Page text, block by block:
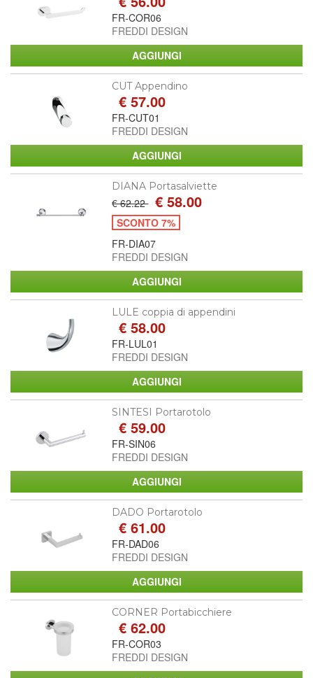
FR-COR06
FREDDI DESIGN
CUT Appendino
€ 57.00
FR-CUT01
FREDDI DESIGN
DIANA Portasalviette
€ 62.22 € 58.00
SCONTO 7%
FR-DIA07
FREDDI DESIGN
LULE coppia di appendini
€ 58.00
FR-LUL01
FREDDI DESIGN
SINTESI Portarotolo
€ 59.00
FR-SIN06
FREDDI DESIGN
DADO Portarotolo
€ 61.00
FR-DAD06
FREDDI DESIGN
CORNER Portabicchiere
€ 62.00
FR-COR03
FREDDI DESIGN